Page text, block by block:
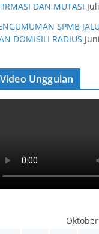
DAN MUTASI
SPMB
DOMISILI RADIUS
Video Unggulan